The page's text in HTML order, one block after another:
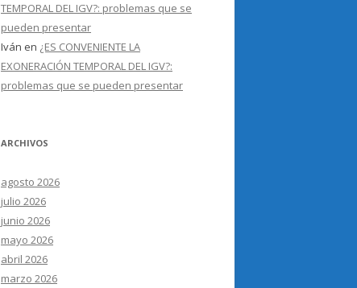
TEMPORAL DEL IGV?: problemas que se
pueden presentar
Iván en ¿ES CONVENIENTE LA
EXONERACIÓN TEMPORAL DEL IGV?:
problemas que se pueden presentar
ARCHIVOS
agosto 2026
julio 2026
junio 2026
mayo 2026
abril 2026
marzo 2026